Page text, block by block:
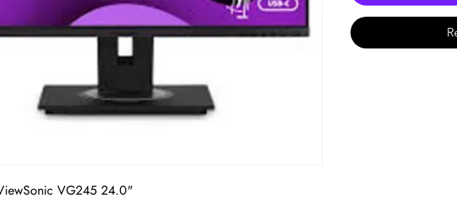
VG245 24.0"